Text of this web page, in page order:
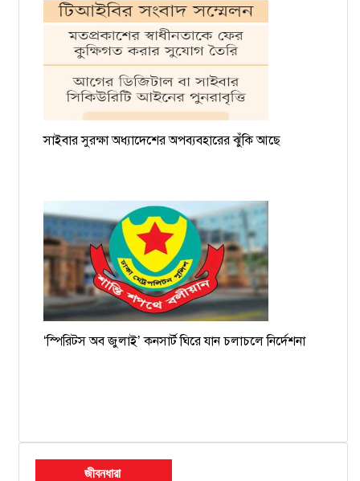
সাইবার সুরক্ষা অধ্যাদেশের অপব্যবহারের ঝুঁকি আছে
‘স্পিরিটস অব জুলাই’ কনসার্ট ঘিরে যান চলাচলে নির্দেশনা
জীবনধারা